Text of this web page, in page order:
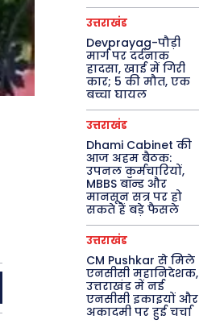
उत्तराखंड
Devprayag-पौड़ी
मार्ग पर दर्दनाक
हादसा, खाई में गिरी
कार; 5 की मौत, एक
बच्चा घायल
उत्तराखंड
Dhami Cabinet की
आज अहम बैठक:
उपनल कर्मचारियों,
MBBS बॉन्ड और
मानसून सत्र पर हो
सकते हैं बड़े फैसले
उत्तराखंड
CM Pushkar से मिले
एनसीसी महानिदेशक,
उत्तराखंड में नई
एनसीसी इकाइयों और
अकादमी पर हुई चर्चा